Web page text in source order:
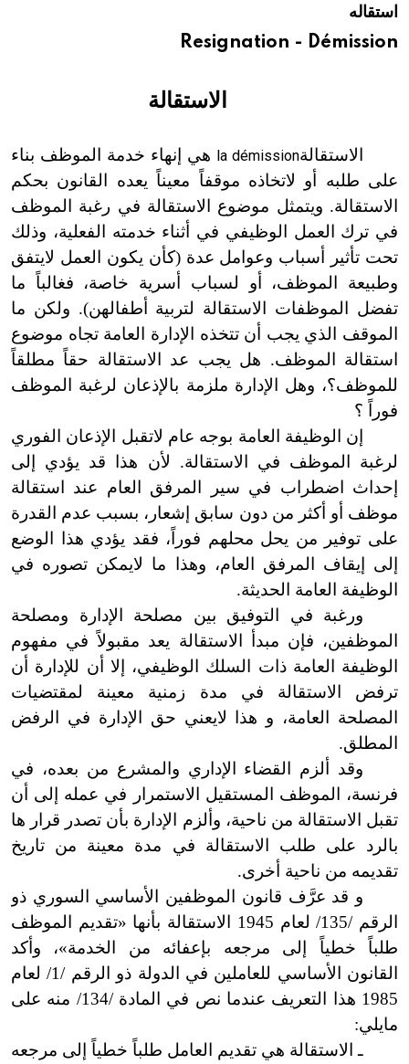
استقاله
Resignation - Démission
الاستقالة
الاستقالة ladémission
هي إنهاء خدمة الموظف بناء
على طلبه أو لاتخاذه موقفاً معيناً يعده القانون بحكم
الاستقالة. ويتمثل موضوع الاستقالة في رغبة الموظف
في ترك العمل الوظيفي في أثناء خدمته الفعلية، وذلك
تحت تأثير أسباب وعوامل عدة (كأن يكون العمل لايتفق
وطبيعة الموظف، أو لسباب أسرية خاصة، فغالباً ما
تفضل الموظفات الاستقالة لتربية أطفالهن). ولكن ما
الموقف الذي يجب أن تتخذه الإدارة العامة تجاه موضوع
استقالة الموظف. هل يجب عد الاستقالة حقاً مطلقاً
للموظف؟، وهل الإدارة ملزمة بالإذعان لرغبة الموظف
فوراً ؟
إن الوظيفة العامة بوجه عام لاتقبل الإذعان الفوري
لرغبة الموظف في الاستقالة. لأن هذا قد يؤدي إلى
إحداث اضطراب في سير المرفق العام عند استقالة
موظف أو أكثر من دون سابق إشعار، بسبب عدم القدرة
على توفير من يحل محلهم فوراً، فقد يؤدي هذا الوضع
إلى إيقاف المرفق العام، وهذا ما ليمكن تصوره في
الوظيفة العامة الحديثة.
ورغبة في التوفيق بين مصلحة الإدارة ومصلحة
الموظفين، فإن مبدأ الاستقالة يعد مقبولاً في مفهوم
الوظيفة العامة ذات السلك الوظيفي، إلا أن للإدارة أن
ترفض الاستقالة في مدة زمنية معينة لمقتضيات
المصلحة العامة، و هذا لايعني حق الإدارة في الرفض
المطلق.
وقد ألزم القضاء الإداري والمشرع من بعده، في
فرنسة، الموظف المستقيل الاستمرار في عمله إلى أن
تقبل الاستقالة من ناحية، وألزم الإدارة بأن تصدر قرار ها
بالرد على طلب الاستقالة في مدة معينة من تاريخ
تقديمه من ناحية أخرى.
و قد عرَّف قانون الموظفين الأساسي السوري ذو
الرقم /135/ لعام 1945 الاستقالة بأنها «تقديم الموظف
طلباً خطياً إلى مرجعه بإعفائه من الخدمة»، وأكد
القانون الأساسي للعاملين في الدولة ذو الرقم /1/ لعام
1985 هذا التعريف عندما نص في المادة /134/ منه على
مايلي:
ـ الاستقالة هي تقديم العامل طلباً خطياً إلى مرجعه